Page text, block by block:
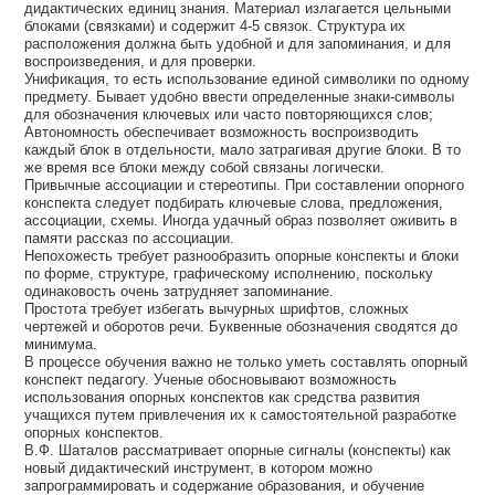
дидактических единиц знания. Материал излагается цельными
блоками (связками) и содержит 4-5 связок. Структура их
расположения должна быть удобной и для запоминания, и для
воспроизведения, и для проверки.
Унификация, то есть использование единой символики по одному
предмету. Бывает удобно ввести определенные знаки-символы
для обозначения ключевых или часто повторяющихся слов;
Автономность обеспечивает возможность воспроизводить
каждый блок в отдельности, мало затрагивая другие блоки. В то
же время все блоки между собой связаны логически.
Привычные ассоциации и стереотипы. При составлении опорного
конспекта следует подбирать ключевые слова, предложения,
ассоциации, схемы. Иногда удачный образ позволяет оживить в
памяти рассказ по ассоциации.
Непохожесть требует разнообразить опорные конспекты и блоки
по форме, структуре, графическому исполнению, поскольку
одинаковость очень затрудняет запоминание.
Простота требует избегать вычурных шрифтов, сложных
чертежей и оборотов речи. Буквенные обозначения сводятся до
минимума.
В процессе обучения важно не только уметь составлять опорный
конспект педагогу. Ученые обосновывают возможность
использования опорных конспектов как средства развития
учащихся путем привлечения их к самостоятельной разработке
опорных конспектов.
В.Ф. Шаталов рассматривает опорные сигналы (конспекты) как
новый дидактический инструмент, в котором можно
запрограммировать и содержание образования, и обучение